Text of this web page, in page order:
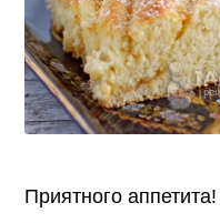
Приятного аппетита!